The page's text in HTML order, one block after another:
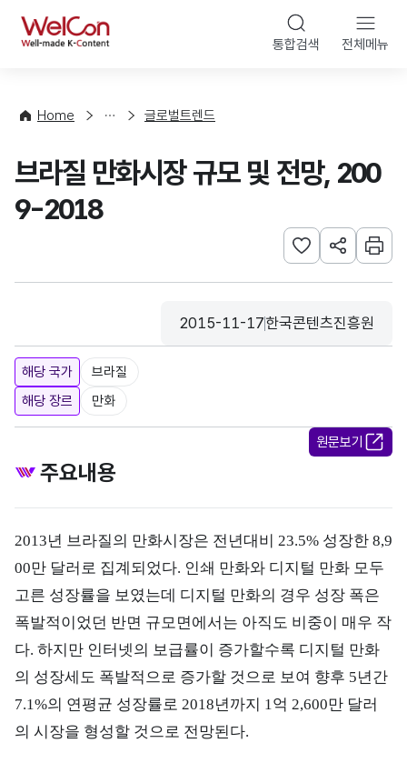
WelCon 통합검색 전체메뉴
Home
향
계
글로벌트렌드
브라질 만화시장 규모 및 전망, 200
9-2018
관심사 등록하기
URL 공유하
인쇄
등록일
2015-11-17
수집기관
한국콘텐츠진흥원
해당 국가
브라질
해당 장르
만화
원문보기
주요내용
2013년 브라질의 만화시장은 전년대비 23.5% 성장한 8,9
00만 달러로 집계되었다. 인쇄 만화와 디지털 만화 모두
고른 성장률을 보였는데 디지털 만화의 경우 성장 폭은
폭발적이었던 반면 규모면에서는 아직도 비중이 매우 작
다. 하지만 인터넷의 보급률이 증가할수록 디지털 만화
의 성장세도 폭발적으로 증가할 것으로 보여 향후 5년간
7.1%의 연평균 성장률로 2018년까지 1억 2,600만 달러
의 시장을 형성할 것으로 전망된다.